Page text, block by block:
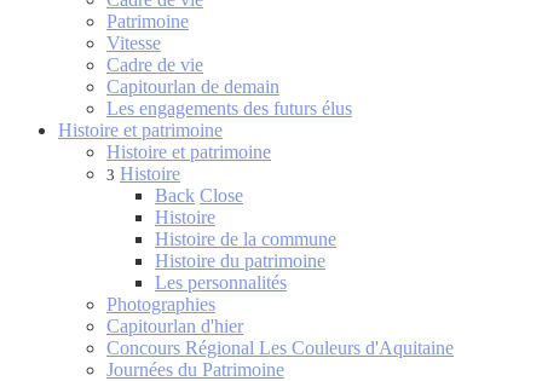
Patrimoine
Vitesse
Cadre de vie
Capitourlan de demain
Les engagements des futurs élus
Histoire et patrimoine
Histoire et patrimoine
3 Histoire
Back Close
Histoire
Histoire de la commune
Histoire du patrimoine
Les personnalités
Photographies
Capitourlan d'hier
Concours Régional Les Couleurs d'Aquitaine
Journées du Patrimoine